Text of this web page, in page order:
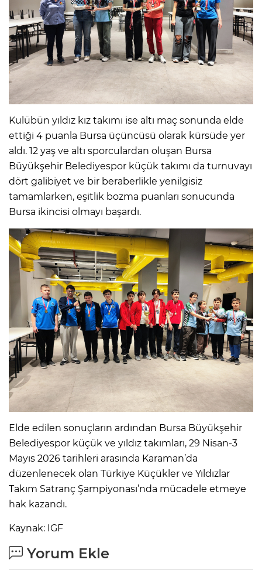
Kulübün yıldız kız takımı ise altı maç sonunda elde
ettiği 4 puanla Bursa üçüncüsü olarak kürsüde yer
aldı. 12 yaş ve altı sporculardan oluşan Bursa
Büyükşehir Belediyespor küçük takımı da turnuvayı
dört galibiyet ve bir beraberlikle yenilgisiz
tamamlarken, eşitlik bozma puanları sonucunda
Bursa ikincisi olmayı başardı.
Elde edilen sonuçların ardından Bursa Büyükşehir
Belediyespor küçük ve yıldız takımları, 29 Nisan-3
Mayıs 2026 tarihleri arasında Karaman’da
düzenlenecek olan Türkiye Küçükler ve Yıldızlar
Takım Satranç Şampiyonası’nda mücadele etmeye
hak kazandı.
Kaynak: IGF
Yorum Ekle